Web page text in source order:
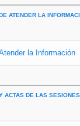
ATENDER LA
la Información
ACTAS DE LAS